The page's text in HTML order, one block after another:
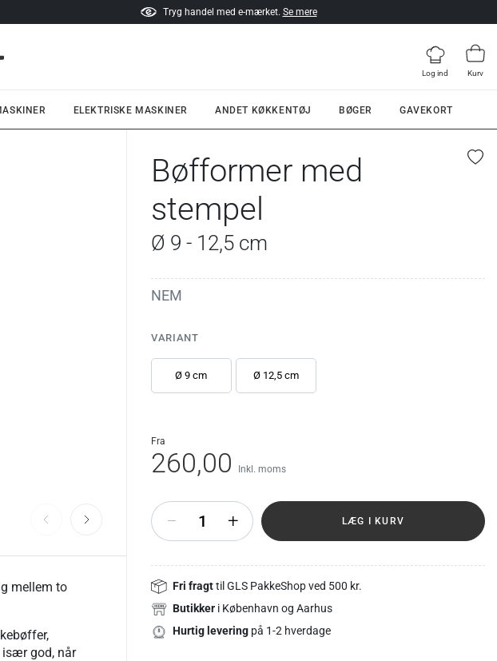
Tryg handel med e-mærket. Se mere
Log ind Kurv
ELEKTRISKE MASKINER ANDET KØKKENTØJ BØGER GAVEKORT
Bøfformer med
stempel
Ø 9 - 12,5 cm
NEM
VARIANT
Ø 9 cm Ø 12,5 cm
fra
260,00 Inkl. moms
+ LÆG I KURV
Fri fragttil GLS PakkeShop ved 500 kr.
Butikker i København og Aarhus
Hurtig levering på 1-2 hverdage
mellem to
især god, når